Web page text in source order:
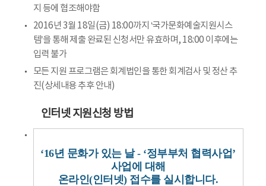
지 등에 협조해야함
2016년 3월 18일(금) 18:00까지 ‘국가문화예술지원시스
템’을 통해 제출 완료된 신청서만 유효하며, 18:00 이후에는
입력 불가
모든 지원 프로그램은 회계법인을 통한 회계검사 및 정산 추
진(상세내용 추후 안내)
인터넷 지원신청 방법
‘16년 문화가 있는 날 - ‘정부부처 협력사업’
사업에 대해
온라인(인터넷) 접수를 실시합니다.